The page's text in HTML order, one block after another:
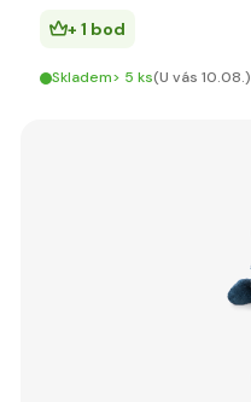
+ 1 bod
Skladem> 5 ks(U vás 10.08.)